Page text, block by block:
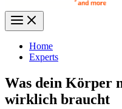
Home
Experts
Was dein Körper
wirklich braucht